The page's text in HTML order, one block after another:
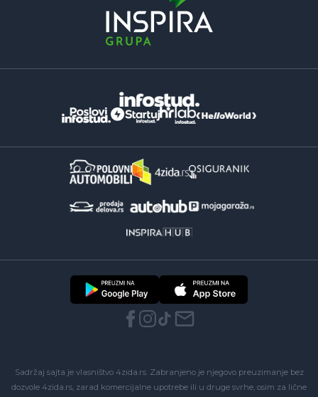
Sadržaj sajta je vlasništvo 4zida.rs. Zabranjeno je njegovo preuzimanje bez
dozvole 4zida.rs, zarad komercijalne upotrebe ili u druge svrhe, osim za lične